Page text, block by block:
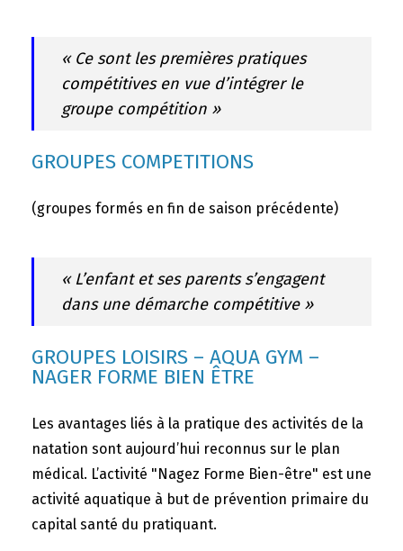
« Ce sont les premières pratiques
compétitives en vue d’intégrer le
groupe compétition »
GROUPES COMPETITIONS
(groupes formés en fin de saison précédente)
« L’enfant et ses parents s’engagent
dans une démarche compétitive »
GROUPES LOISIRS – AQUA GYM –
NAGER FORME BIEN ÊTRE
Les avantages liés à la pratique des activités de la
natation sont aujourd’hui reconnus sur le plan
médical. L’activité "Nagez Forme Bien-être" est une
activité aquatique à but de prévention primaire du
capital santé du pratiquant.